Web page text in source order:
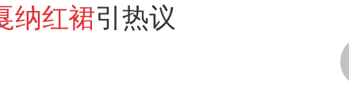
纳红裙引热议